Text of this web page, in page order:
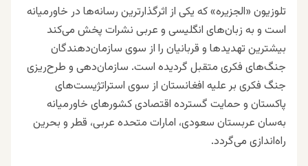
تلوزیون «الجزیره» که یکی از اثرگذارترین رسانه‌ها در خاور‌میانه
است و به زبان‌های انگلیسی و عربی نشرات پخش می‌کند
بیشترین تهدیدها و قربانیان را از سوی سازمان‌دهند‌‌گان
جنگ‌های فکری متقبل گردیده است. سازمان‌دهی و طرح‌ریزی
جنگ فکری بر علیه‌ افغانستان از سوی استراتژیست‌های
پاکستان و حمایت گسترده اقتصادی کشورهای خاور‌میانه
به‌سان عربستان سعودی، امارات متحده عربی، قطر و بحرین
راه‌اندازی می‌گردد.